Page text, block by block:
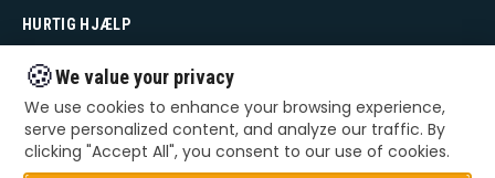
HURTIG HJÆLP
Hjælp til internet
Hjælp til TV
Hjælp til router
WiFi falder ud
TV der ikke virker
Dårlig WiFi
Mesh WiFi opsætning
🍪We value your privacy
We use cookies to enhance your browsing experience,
serve personalized content, and analyze our traffic. By
clicking "Accept All", you consent to our use of cookies.